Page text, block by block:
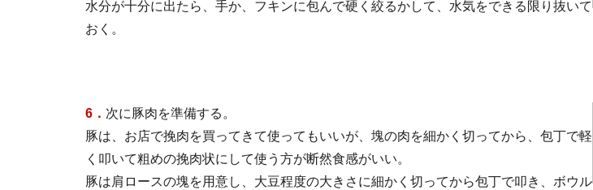
水分が十分に出たら、手か、フキンに包んで硬く絞るかして、水気をできる限り抜いて
おく。
6． 次に豚肉を準備する。
豚は、お店で挽肉を買ってきて使ってもいいが、塊の肉を細かく切ってから、包丁で軽
く叩いて粗めの挽肉状にして使う方が断然食感がいい。
豚は肩ロースの塊を用意し、大豆程度の大きさに細かく切ってから包丁で叩き、ボウル